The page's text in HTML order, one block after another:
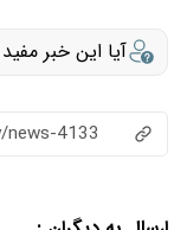
آیا این خبر
4133